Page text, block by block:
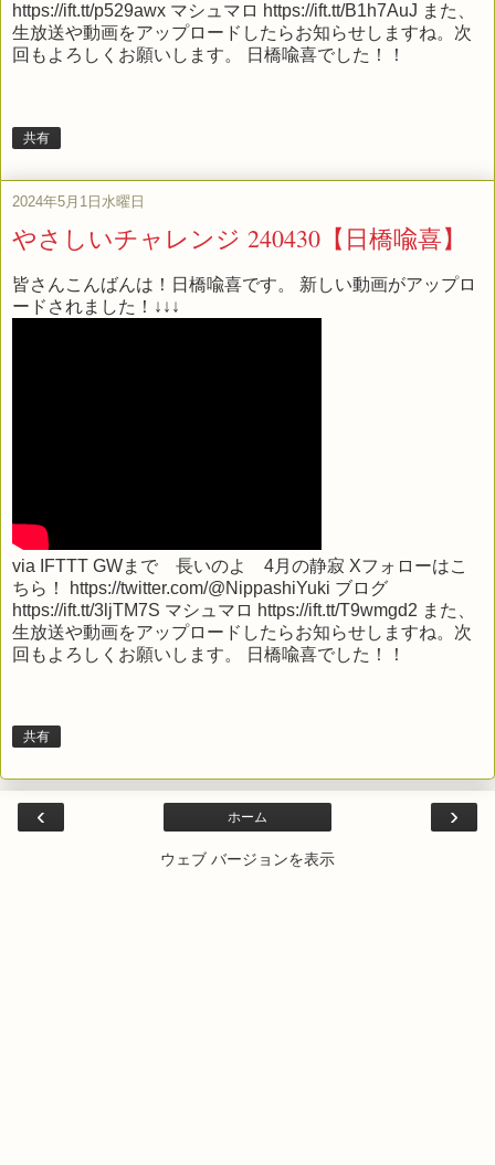
https://ift.tt/p529awx マシュマロ https://ift.tt/B1h7AuJ また、
生放送や動画をアップロードしたらお知らせしますね。次
回もよろしくお願いします。 日橋喩喜でした！！
共有
2024年5月1日水曜日
やさしいチャレンジ 240430【日橋喩喜】
皆さんこんばんは！日橋喩喜です。 新しい動画がアップロ
ードされました！↓↓↓
via IFTTT GWまで 長いのよ 4月の静寂 Xフォローはこ
ちら！ https://twitter.com/@NippashiYuki ブログ
https://ift.tt/3ljTM7S マシュマロ https://ift.tt/T9wmgd2 また、
生放送や動画をアップロードしたらお知らせしますね。次
回もよろしくお願いします。 日橋喩喜でした！！
共有
‹ ›
ホーム
ウェブ バージョンを表示